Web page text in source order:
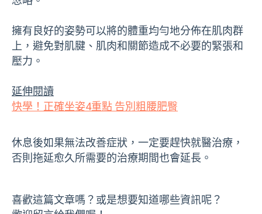
擁有良好的姿勢可以將的體重均勻地分佈在肌肉群
上，避免對肌腱、肌肉和關節造成不必要的緊張和
壓力。
延伸閱讀
快學！正確坐姿4重點 告別粗腰肥臀
休息後如果無法改善症狀，一定要趕快就醫治療，
否則拖延愈久所需要的治療期間也會延長。
喜歡這篇文章嗎？或是想要知道哪些資訊呢？